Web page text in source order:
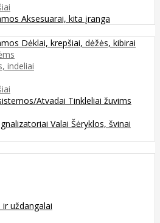
Aksesuarai, kita įranga
Dėklai, krepšiai, dėžės, kibirai
indeliai
Atvadai Tinkleliai žuvims
Valai Šėryklos, švinai
uždangalai